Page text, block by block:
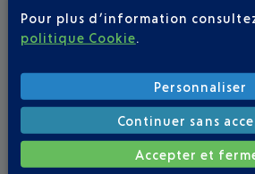
S’AMUSER AVANT SON VOL
Nos terminaux offrent des espaces de
AU TERMINAL 1
: un baby-foot et le
propose un toboggan
Pour plus d’information
politique Cookie.
Personnaliser
Continuer sans
Accepter et